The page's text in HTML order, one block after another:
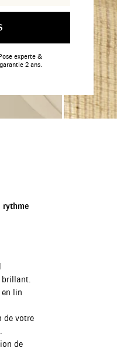
experte &
garantie 2 ans.
rythme
brillant.
lin
de votre
de